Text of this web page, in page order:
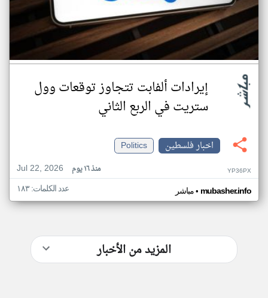
إيرادات ألفابت تتجاوز توقعات وول
ستريت في الربع الثاني
اخبار فلسطين
Politics
Jul 22, 2026
منذ ١٦ يوم YP36PX
مباشر• mubasher.info عدد الكلمات: ١٨٣
المزيد من الأخبار